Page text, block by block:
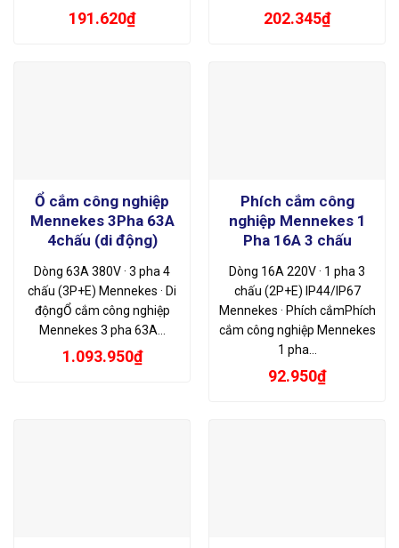
191.620₫ 202.345₫
Ổ cắm công nghiệp
Mennekes 3Pha 63A
4chấu (di động)
Dòng 63A 380V · 3 pha 4
chấu (3P+E) Mennekes · Di
độngỔ cắm công nghiệp
Mennekes 3 pha 63A…
1.093.950₫
Phích cắm công
nghiệp Mennekes 1
Pha 16A 3 chấu
Dòng 16A 220V · 1 pha 3
chấu (2P+E) IP44/IP67
Mennekes · Phích cắmPhích
cắm công nghiệp Mennekes
1 pha…
92.950₫